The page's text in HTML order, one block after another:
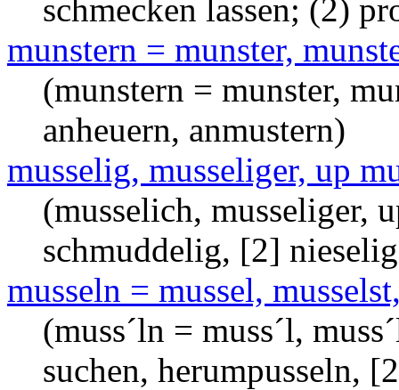
schmecken lassen; (2)
munstern = munster,
(munstern = munster,
anheuern, anmustern)
musselig, musseliger, up
(musselich, musseliger,
schmuddelig, [2]
musseln = mussel,
(muss´ln = muss´l,
suchen, herumpusseln,